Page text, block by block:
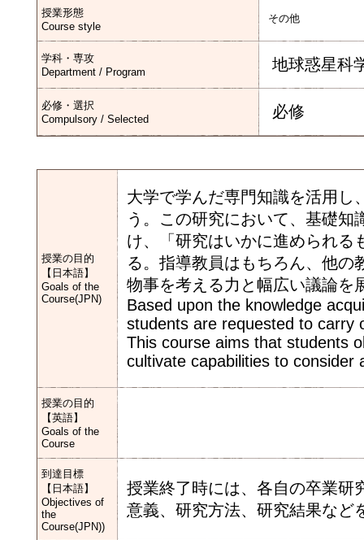
授業形態
Course style
その他
学科・専攻
Department / Program
地球惑星科
必修・選択
Compulsory / Selected
必修
授業の目的
【日本語】
Goals of the
Course(JPN)
大学で学んだ専門知識を活用し
う。この研究において、基礎
け、「研究はいかに進められる
る。指導教員はもちろん、他の
物事を考える力と幅広い議論を
Based upon the knowledge
students are requested to carry
This course aims that students
cultivate capabilities to consider
授業の目的
【英語】
Goals of the
Course
到達目標
【日本語】
Objectives of
the
Course(JPN))
授業終了時には、各自の卒業研
意義、研究方法、研究結果など